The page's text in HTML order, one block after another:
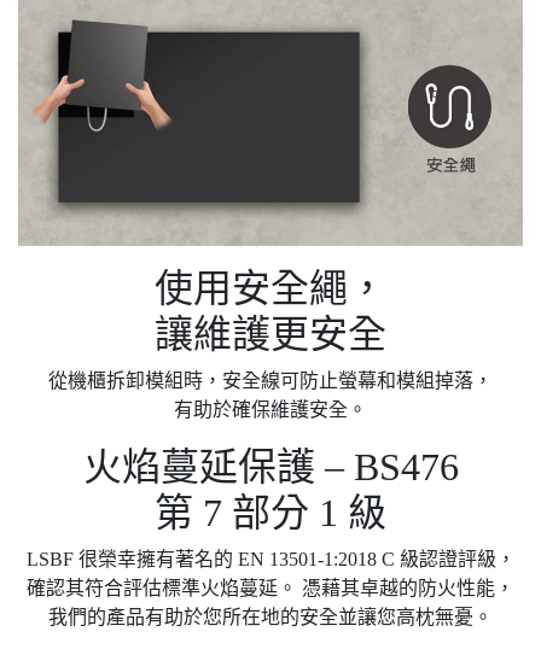
使用安全繩，
讓維護更安全
從機櫃拆卸模組時，安全線可防止螢幕和模組掉落，
有助於確保維護安全。
火焰蔓延保護 – BS476
第 7 部分 1 級
LSBF 很榮幸擁有著名的 EN 13501-1:2018 C 級認證評級，
確認其符合評估標準火焰蔓延。 憑藉其卓越的防火性能，
我們的產品有助於您所在地的安全並讓您高枕無憂。